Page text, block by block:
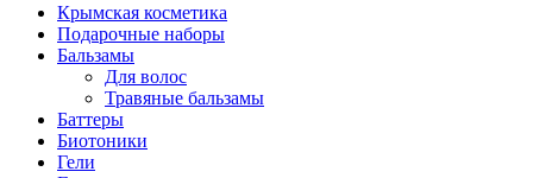
Крымская косметика
Подарочные наборы
Бальзамы
Для волос
Травяные бальзамы
Баттеры
Биотоники
Гели